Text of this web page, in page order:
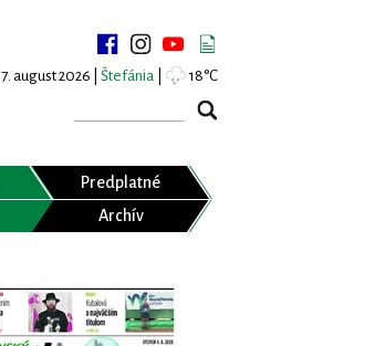
7. august 2026 | Štefánia 18°C
Predplatné
Archív